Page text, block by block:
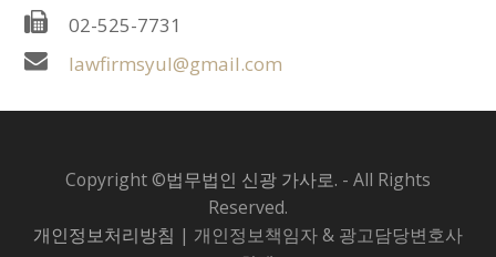
02-525-7731
lawfirmsyul@gmail.com
Copyright ©법무법인 신광 가사로. - All Rights
Reserved.
개인정보처리방침 | 개인정보책임자 & 광고담당변호사